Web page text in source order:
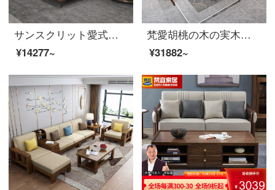
サンスクリット愛式極簡単科学技術三防皮ソファ北欧の軽い贅沢な風の柔らかい体のソファーの組合せの高級な客間の家具の双手すりのシングルブラウン
¥14277~
梵愛胡桃の木の実木のソファー現代中国式客間の実木の布芸の組み合わせソファーのゴムシートの包み-4人の位+足を踏みます+6801茶何胡桃の木のソファー
¥31882~